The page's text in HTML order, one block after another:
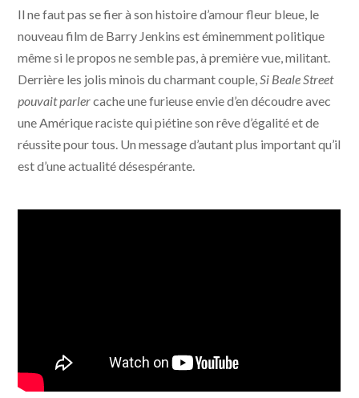
Il ne faut pas se fier à son histoire d’amour fleur bleue, le
nouveau film de Barry Jenkins est éminemment politique
même si le propos ne semble pas, à première vue, militant.
Derrière les jolis minois du charmant couple, Si Beale Street
pouvait parlercache une furieuse envie d’en découdre avec
une Amérique raciste qui piétine son rêve d’égalité et de
réussite pour tous. Un message d’autant plus important qu’il
est d’une actualité désespérante.